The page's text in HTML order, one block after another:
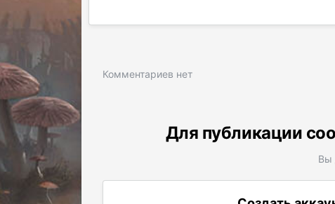
Комментариев нет
Для публикации
Вы